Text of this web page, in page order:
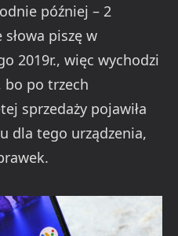
później – 2
piszę w
2019r., więc wychodzi
bo po trzech
sprzedaży pojawiła
dla tego urządzenia,